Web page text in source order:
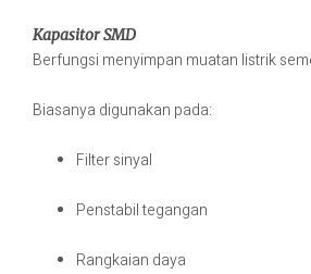
Kapasitor SMD
Berfungsi menyimpan muatan listrik
Biasanya digunakan pada:
Filter sinyal
Penstabil tegangan
Rangkaian daya